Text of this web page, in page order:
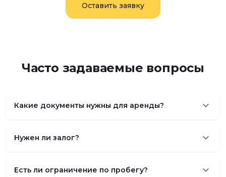
Оставить заявку
Часто задаваемые вопросы
Какие документы нужны для аренды? keyboard_arrow_down
Нужен ли залог? keyboard_arrow_down
Есть ли ограничение по пробегу? keyboard_arrow_down